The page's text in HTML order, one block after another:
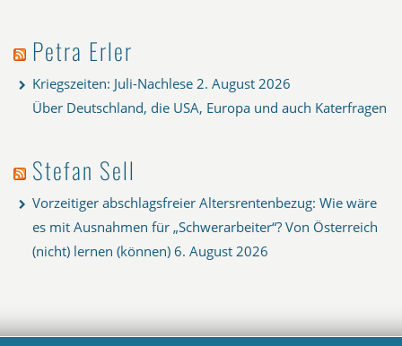
Petra Erler
Kriegszeiten: Juli-Nachlese 2. August 2026
Über Deutschland, die USA, Europa und auch Katerfragen
Stefan Sell
Vorzeitiger abschlagsfreier Altersrentenbezug: Wie wäre
es mit Ausnahmen für „Schwerarbeiter“? Von Österreich
(nicht) lernen (können) 6. August 2026